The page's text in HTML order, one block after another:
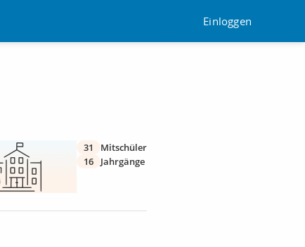
Einloggen
31
Mitschüler
16
Jahrgänge